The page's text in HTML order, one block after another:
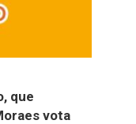
que
vota